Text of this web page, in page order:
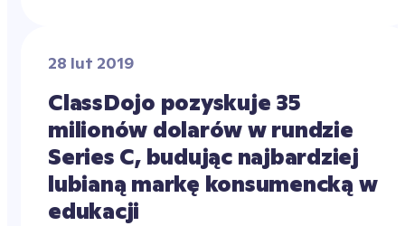
28 lut 2019
ClassDojo pozyskuje 35
milionów dolarów w rundzie
Series C, budując najbardziej
lubianą markę konsumencką w
edukacji